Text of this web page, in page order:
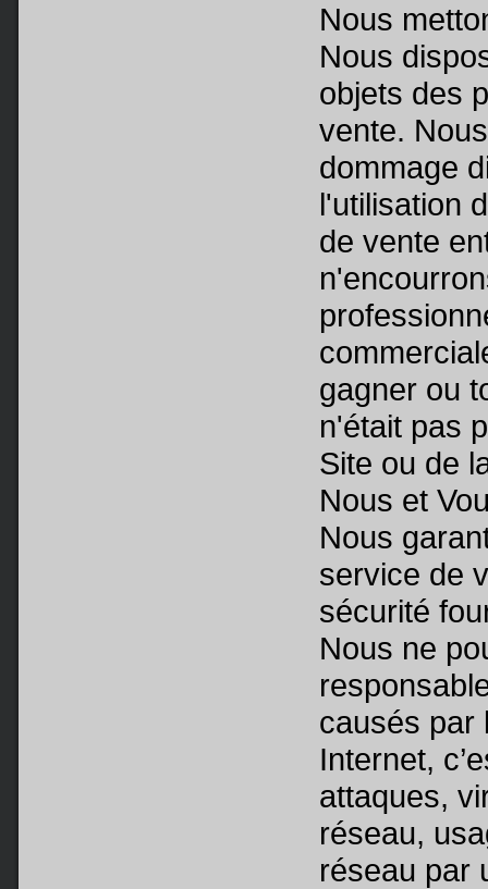
Nous
Nous
objets des
vente.
dommage
l'utilisation
de vente
gagner ou
n'était pas
Site ou de
Nous et
Nous
service de
sécurité
Nous ne
causés par
Internet,
attaques,
réseau,
réseau par